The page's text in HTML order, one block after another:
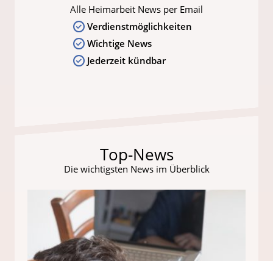
Alle Heimarbeit News per Email
Verdienstmöglichkeiten
Wichtige News
Jederzeit kündbar
Top-News
Die wichtigsten News im Überblick